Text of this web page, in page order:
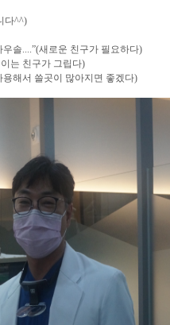
다^^)
우솔....”(새로운 친구가 필요하다)
는 친구가 그립다)
해서 쓸곳이 많아지면 좋겠다)